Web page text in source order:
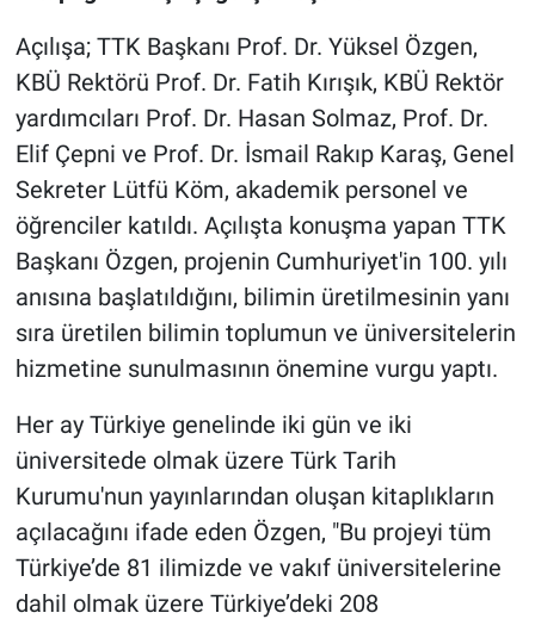
Açılışa; TTK Başkanı Prof. Dr. Yüksel Özgen,
KBÜ Rektörü Prof. Dr. Fatih Kırışık, KBÜ Rektör
yardımcıları Prof. Dr. Hasan Solmaz, Prof. Dr.
Elif Çepni ve Prof. Dr. İsmail Rakıp Karaş, Genel
Sekreter Lütfü Köm, akademik personel ve
öğrenciler katıldı. Açılışta konuşma yapan TTK
Başkanı Özgen, projenin Cumhuriyet'in 100. yılı
anısına başlatıldığını, bilimin üretilmesinin yanı
sıra üretilen bilimin toplumun ve üniversitelerin
hizmetine sunulmasının önemine vurgu yaptı.
Her ay Türkiye genelinde iki gün ve iki
üniversitede olmak üzere Türk Tarih
Kurumu'nun yayınlarından oluşan kitaplıkların
açılacağını ifade eden Özgen, "Bu projeyi tüm
Türkiye’de 81 ilimizde ve vakıf üniversitelerine
dahil olmak üzere Türkiye’deki 208